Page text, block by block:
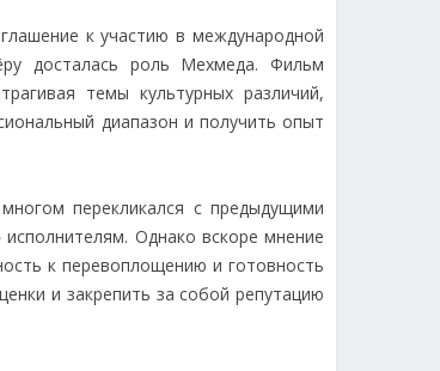
к участию в международной
досталась роль Мехмеда. Фильм
темы культурных различий,
диапазон и получить опыт
перекликался с предыдущими
Однако вскоре мнение
к перевоплощению и готовность
и закрепить за собой репутацию